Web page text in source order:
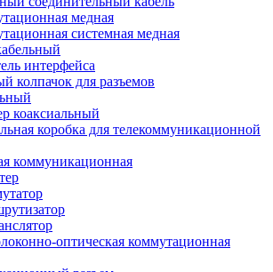
медная
системная медная
интерфейса
колпачок для разъемов
коаксиальный
коробка для телекоммуникационной
коммуникационная
оптическая коммутационная